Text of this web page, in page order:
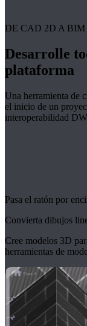
DE CAD 2D A BIM
Desarrolle
plataforma
Una herramienta de
el inicio de un
interoperabilidad
Pasa el ratón por
Convierta dibujos
Cree modelos 3D
herramientas de